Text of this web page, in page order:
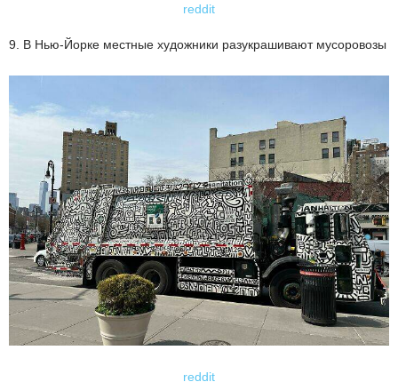
reddit
9. В Нью-Йорке местные художники разукрашивают мусоровозы
reddit